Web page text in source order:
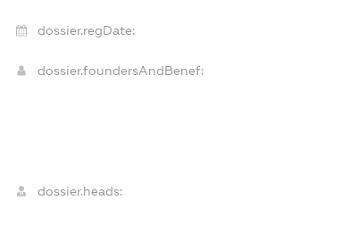
dossier.regDate:
dossier.foundersAndBenef:
dossier.heads: